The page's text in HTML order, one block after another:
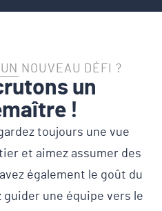
NOUVEAU DÉFI ?
un
!
toujours une vue
et aimez assumer des
également le goût du
guider une équipe vers le